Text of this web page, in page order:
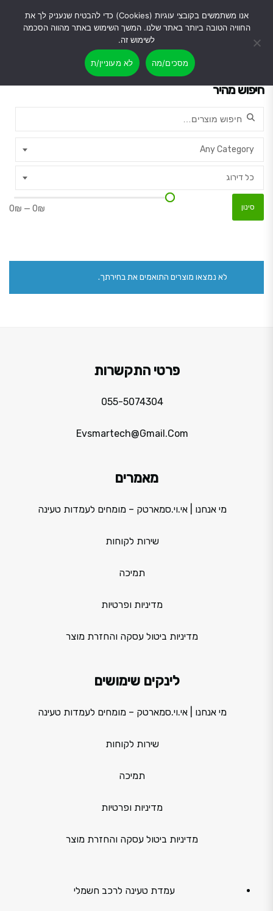
חיפוש מהיר
Search for:
Any Category
כל דירוג
0₪ — 0₪ סינון
לא נמצאו מוצרים התואמים את בחירתך.
פרטי התקשרות
055-5074304
Evsmartech@gmail.com
מאמרים
מי אנחנו | אי.וי.סמארטק – מומחים לעמדות טעינה
שירות לקוחות
תמיכה
מדיניות ופרטיות
מדיניות ביטול עסקה והחזרת מוצר
לינקים שימושים
מי אנחנו | אי.וי.סמארטק – מומחים לעמדות טעינה
שירות לקוחות
תמיכה
מדיניות ופרטיות
מדיניות ביטול עסקה והחזרת מוצר
עמדת טעינה לרכב חשמלי
אנו משתמשים בקובצי עוגיות (Cookies) כדי להבטיח שנעניק לך את
החוויה הטובה ביותר באתר שלנו. המשך השימוש באתר מהווה הסכמה
לשימוש זה.
מסכים/מה לא מעוניין/ת